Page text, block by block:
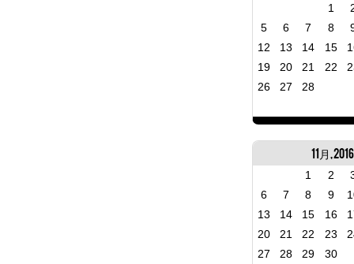
1
5
6 7 8
12
13 14 15
19
20 21 22
26
27 28
11月, 2016
1 2
6
7 8 9
13
14 15 16
20
21 22 23
27
28 29 30